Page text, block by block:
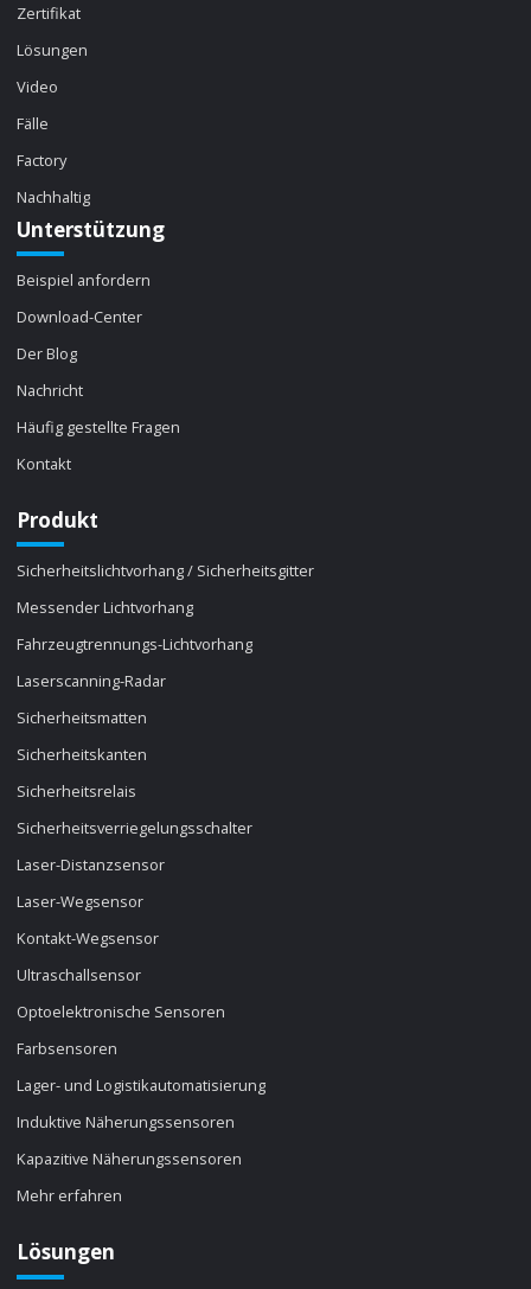
Zertifikat
Lösungen
Video
Fälle
Factory
Nachhaltig
Unterstützung
Beispiel anfordern
Download-Center
Der Blog
Nachricht
Häufig gestellte Fragen
Kontakt
Produkt
Sicherheitslichtvorhang / Sicherheitsgitter
Messender Lichtvorhang
Fahrzeugtrennungs-Lichtvorhang
Laserscanning-Radar
Sicherheitsmatten
Sicherheitskanten
Sicherheitsrelais
Sicherheitsverriegelungsschalter
Laser-Distanzsensor
Laser-Wegsensor
Kontakt-Wegsensor
Ultraschallsensor
Optoelektronische Sensoren
Farbsensoren
Lager- und Logistikautomatisierung
Induktive Näherungssensoren
Kapazitive Näherungssensoren
Mehr erfahren
Lösungen